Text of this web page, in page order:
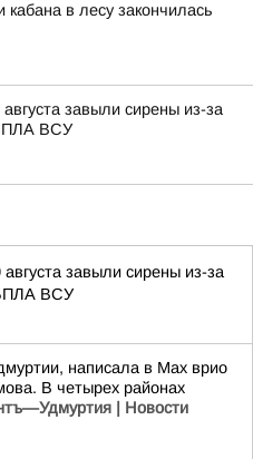
кабана в лесу закончилась
завыли сирены из-за
ВСУ
завыли сирены из-за
ВСУ
написала в Max врио
В четырех районах
| Новости